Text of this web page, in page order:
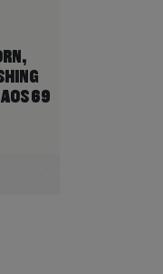
69